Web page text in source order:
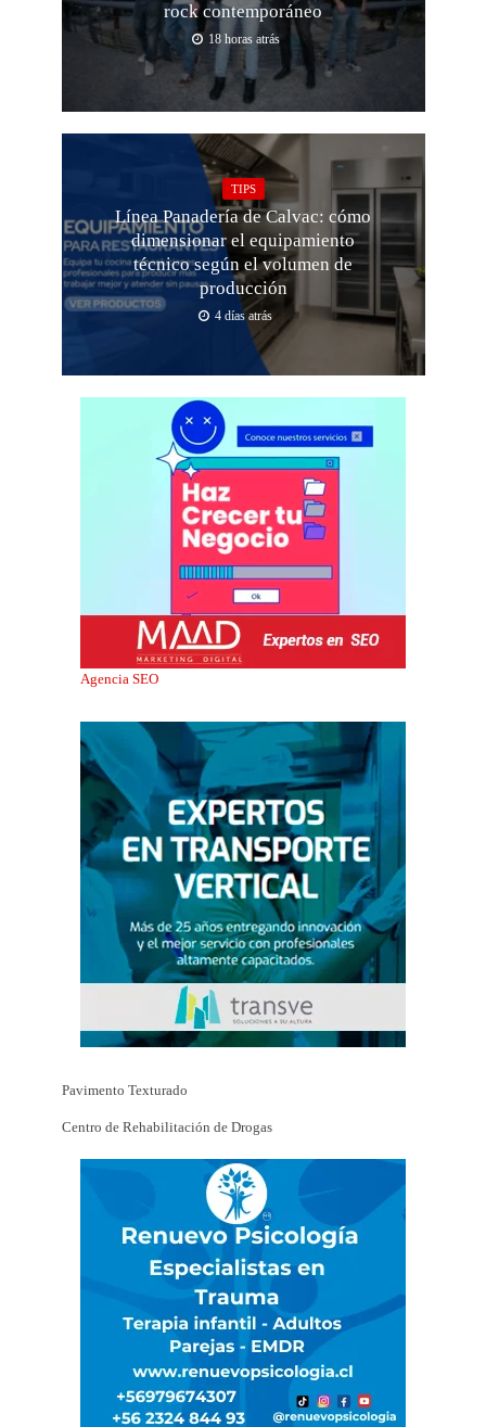
rock contemporáneo
18 horas atrás
TIPS
Línea Panadería de Calvac: cómo
dimensionar el equipamiento
técnico según el volumen de
producción
4 días atrás
Agencia SEO
Pavimento Texturado
Centro de Rehabilitación de Drogas